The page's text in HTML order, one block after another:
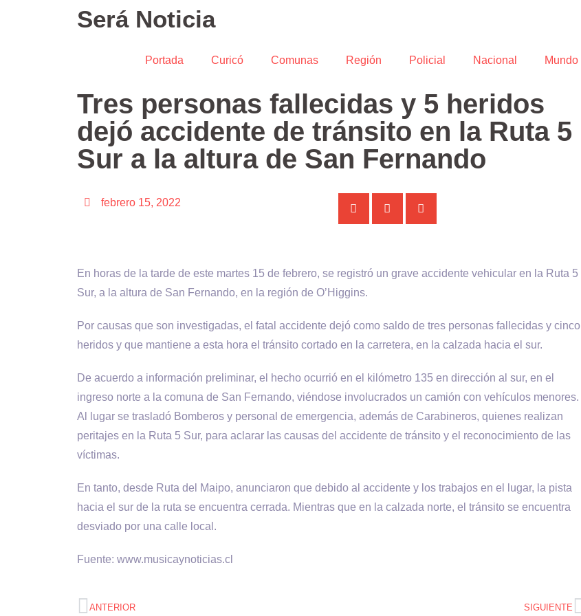
Será Noticia
Portada Curicó Comunas Región Policial Nacional Mundo
Tres personas fallecidas y 5 heridos
dejó accidente de tránsito en la Ruta 5
Sur a la altura de San Fernando
febrero 15, 2022
En horas de la tarde de este martes 15 de febrero, se registró un grave accidente vehicular en la Ruta 5
Sur, a la altura de San Fernando, en la región de O’Higgins.
Por causas que son investigadas, el fatal accidente dejó como saldo de tres personas fallecidas y cinco
heridos y que mantiene a esta hora el tránsito cortado en la carretera, en la calzada hacia el sur.
De acuerdo a información preliminar, el hecho ocurrió en el kilómetro 135 en dirección al sur, en el
ingreso norte a la comuna de San Fernando, viéndose involucrados un camión con vehículos menores.
Al lugar se trasladó Bomberos y personal de emergencia, además de Carabineros, quienes realizan
peritajes en la Ruta 5 Sur, para aclarar las causas del accidente de tránsito y el reconocimiento de las
víctimas.
En tanto, desde Ruta del Maipo, anunciaron que debido al accidente y los trabajos en el lugar, la pista
hacia el sur de la ruta se encuentra cerrada. Mientras que en la calzada norte, el tránsito se encuentra
desviado por una calle local.
Fuente: www.musicaynoticias.cl
ANTERIOR SIGUIENTE